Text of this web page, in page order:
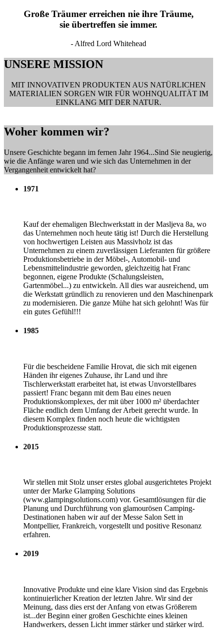
Große Träumer erreichen nie ihre Träume,
sie übertreffen sie immer.
- Alfred Lord Whitehead
UNSERE MISSION
MIT INNOVATIVEN PRODUKTEN AUS NATÜRLICHEN
MATERIALIEN SORGEN WIR FÜR WOHNQUALITÄT IM
EINKLANG MIT DER NATUR.
Woher kommen wir?
Unsere Geschichte begann im fernen Jahr 1964...Sind Sie neugierig,
wie die Anfänge waren und wie sich das Unternehmen in der
Vergangenheit entwickelt hat?
1971
Kauf der ehemaligen Blechwerkstatt in der Masljeva 8a, wo
das Unternehmen noch heute tätig ist! Durch die Herstellung
von hochwertigen Leisten aus Massivholz ist das
Unternehmen zu einem zuverlässigen Lieferanten für größere
Produktionsbetriebe in der Möbel-, Automobil- und
Lebensmittelindustrie geworden, gleichzeitig hat Franc
begonnen, eigene Produkte (Schalungsleisten,
Gartenmöbel...) zu entwickeln. All dies war ausreichend, um
die Werkstatt gründlich zu renovieren und den Maschinenpark
zu modernisieren. Die ganze Mühe hat sich gelohnt! Was für
ein gutes Gefühl!!!
1985
Für die bescheidene Familie Hrovat, die sich mit eigenen
Händen ihr eigenes Zuhause, ihr Land und ihre
Tischlerwerkstatt erarbeitet hat, ist etwas Unvorstellbares
passiert! Franc begann mit dem Bau eines neuen
Produktionskomplexes, der mit über 1000 m² überdachter
Fläche endlich dem Umfang der Arbeit gerecht wurde. In
diesem Komplex finden noch heute die wichtigsten
Produktionsprozesse statt.
2015
Wir stellen mit Stolz unser erstes global ausgerichtetes Projekt
unter der Marke Glamping Solutions
(www.glampingsolutions.com) vor. Gesamtlösungen für die
Planung und Durchführung von glamourösen Camping-
Destinationen haben wir auf der Messe Salon Sett in
Montpellier, Frankreich, vorgestellt und positive Resonanz
erfahren.
2019
Innovative Produkte und eine klare Vision sind das Ergebnis
kontinuierlicher Kreation der letzten Jahre. Wir sind der
Meinung, dass dies erst der Anfang von etwas Größerem
ist...der Beginn einer großen Geschichte eines kleinen
Handwerkers, dessen Licht immer stärker und stärker wird.